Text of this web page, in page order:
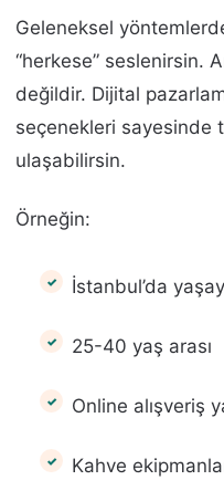
Geleneksel
“herkese” seslenirsin.
değildir. Dijital
seçenekleri sayesinde
ulaşabilirsin.
Örneğin:
İstanbul’da
25-40 yaş arası
Online alışveriş
Kahve